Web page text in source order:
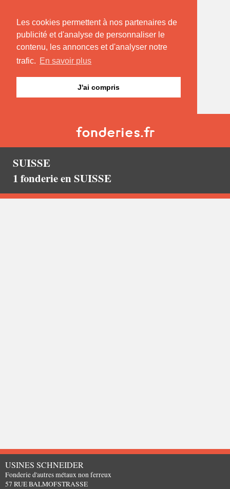
Les cookies permettent à nos partenaires de
publicité et d'analyse de personnaliser le
contenu, les annonces et d'analyser notre
trafic. En savoir plus
J'ai compris
SUISSE
1 fonderie en SUISSE
USINES SCHNEIDER
Fonderie d'autres métaux non ferreux
57 RUE BALMOFSTRASSE